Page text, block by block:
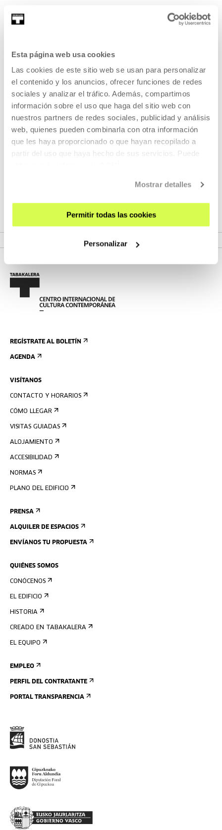
Esta página web usa cookies
Las cookies de este sitio web se usan para personalizar
el contenido y los anuncios, ofrecer funciones de redes
sociales y analizar el tráfico. Además, compartimos
información sobre el uso que haga del sitio web con
nuestros partners de redes sociales, publicidad y análisis
web, quienes pueden combinarla con otra información
que les haya proporcionado o que hayan recopilado a
partir del uso que haya hecho de sus servicios. Puede
Mostrar detalles
Permitir todas las cookies
Personalizar
Con la ayuda de:
REGÍSTRATE AL BOLETÍN
AGENDA
VISÍTANOS
CONTACTO Y HORARIOS
CÓMO LLEGAR
VISITAS GUIADAS
ALOJAMIENTO
ACCESIBILIDAD
NORMAS
PLANO DEL EDIFICIO
PRENSA
ALQUILER DE ESPACIOS
ENVÍANOS TU PROPUESTA
QUIÉNES SOMOS
CONÓCENOS
EL EDIFICIO
HISTORIA
CREADO EN TABAKALERA
EL EQUIPO
EMPLEO
PERFIL DEL CONTRATANTE
PORTAL TRANSPARENCIA